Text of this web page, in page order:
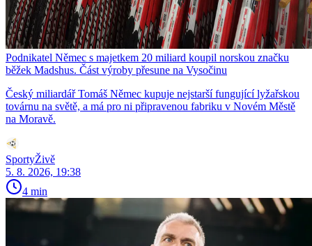
Podnikatel Němec s majetkem 20 miliard koupil norskou značku
běžek Madshus. Část výroby přesune na Vysočinu
Český miliardář Tomáš Němec kupuje nejstarší fungující lyžařskou
továrnu na světě, a má pro ni připravenou fabriku v Novém Městě
na Moravě.
SportyŽivě
5. 8. 2026, 19:38
4 min